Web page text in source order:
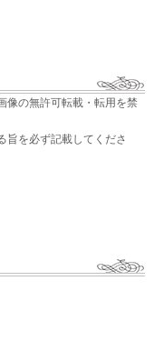
像の無許可転載・転用を禁
旨を必ず記載してくださ